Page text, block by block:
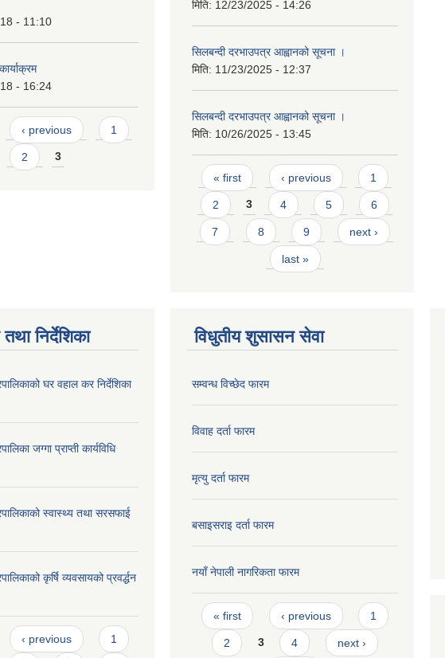
- 11:10
- 16:24
‹ previous 1
2 3
मिति: 12/23/2025 - 14:26
सिलबन्दी दरभाउपत्र आह्वानको सूचना ।
मिति: 11/23/2025 - 12:37
सिलबन्दी दरभाउपत्र आह्वानको सूचना ।
मिति: 10/26/2025 - 13:45
Pages
« first ‹ previous 1
2 3 4 5 6
7 8 9 next ›
last »
निर्देशिका
घर वहाल कर निर्देशिका
जग्गा प्राप्ती कार्यविधि
स्वास्थ्य तथा सरसफाई
कृर्षि व्यवसायको प्रवर्द्धन
‹ previous 1
विधुतीय शुसासन सेवा
सम्वन्ध विच्छेद फारम
विवाह दर्ता फारम
मृत्यु दर्ता फारम
बसाइसराइ दर्ता फारम
नयाँ नेपाली नागरिकता फारम
Pages
« first ‹ previous 1
2 3 4 next ›